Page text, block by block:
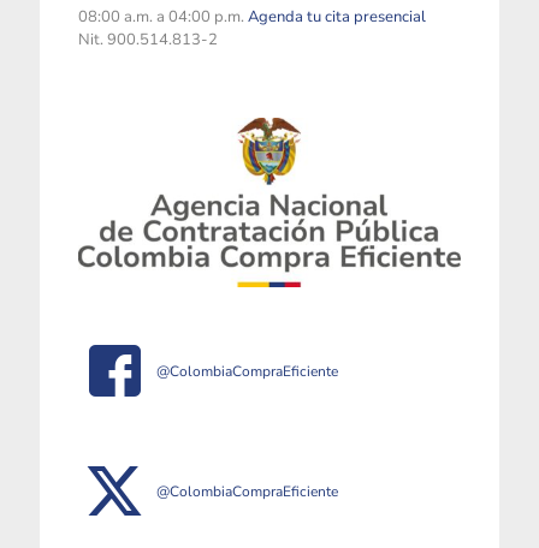
08:00 a.m. a 04:00 p.m. Agenda tu cita presencial
Nit. 900.514.813-2
@ColombiaCompraEficiente
@ColombiaCompraEficiente